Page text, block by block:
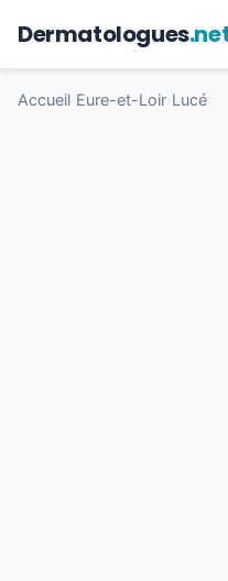
Dermatologues
Accueil Eure-et-Loir Lucé